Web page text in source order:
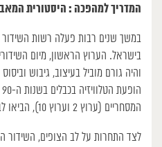
המדריך למהפכה : היסטורית
במשך שנים רבות פעלה רשות השידור
בישראל. הערוץ הראשון, מיום
והיה גורם מוביל בעיצוב, גיבוש
המסחריים (ערוץ 2 וערוץ 10), הביאו לביטול מעמדו הייחודי.
לצד התחרות על לב הצופים, השידור